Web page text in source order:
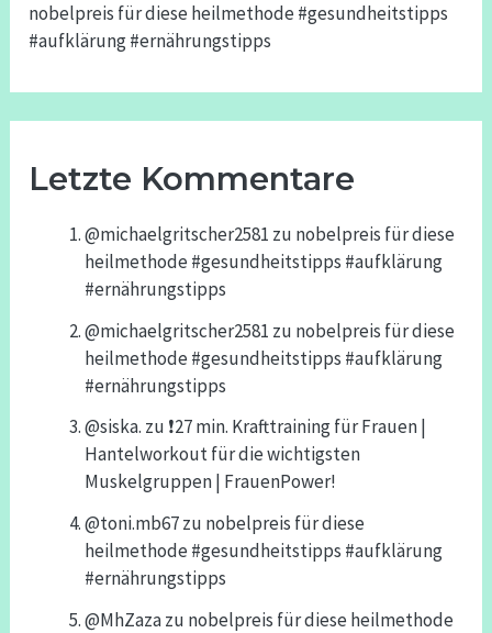
nobelpreis für diese heilmethode #gesundheitstipps
#aufklärung #ernährungstipps
Letzte Kommentare
@michaelgritscher2581 zu nobelpreis für diese
heilmethode #gesundheitstipps #aufklärung
#ernährungstipps
@michaelgritscher2581 zu nobelpreis für diese
heilmethode #gesundheitstipps #aufklärung
#ernährungstipps
@siska. zu ❗️27 min. Krafttraining für Frauen |
Hantelworkout für die wichtigsten
Muskelgruppen | FrauenPower!
@toni.mb67zu nobelpreis für diese
heilmethode #gesundheitstipps #aufklärung
#ernährungstipps
@MhZazazu nobelpreis für diese heilmethode